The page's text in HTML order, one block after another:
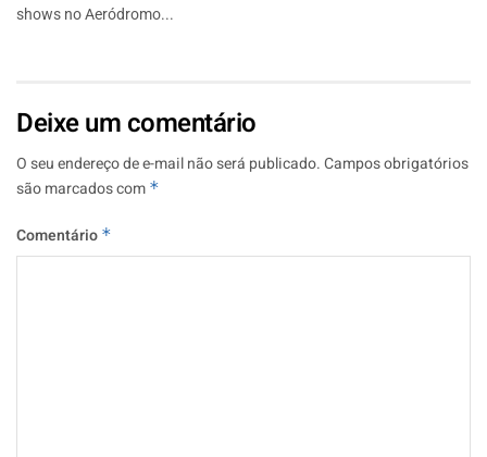
shows no Aeródromo...
Deixe um comentário
O seu endereço de e-mail não será publicado.Campos obrigatórios
são marcados com *
Comentário *